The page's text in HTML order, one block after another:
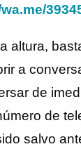
os
ser
do